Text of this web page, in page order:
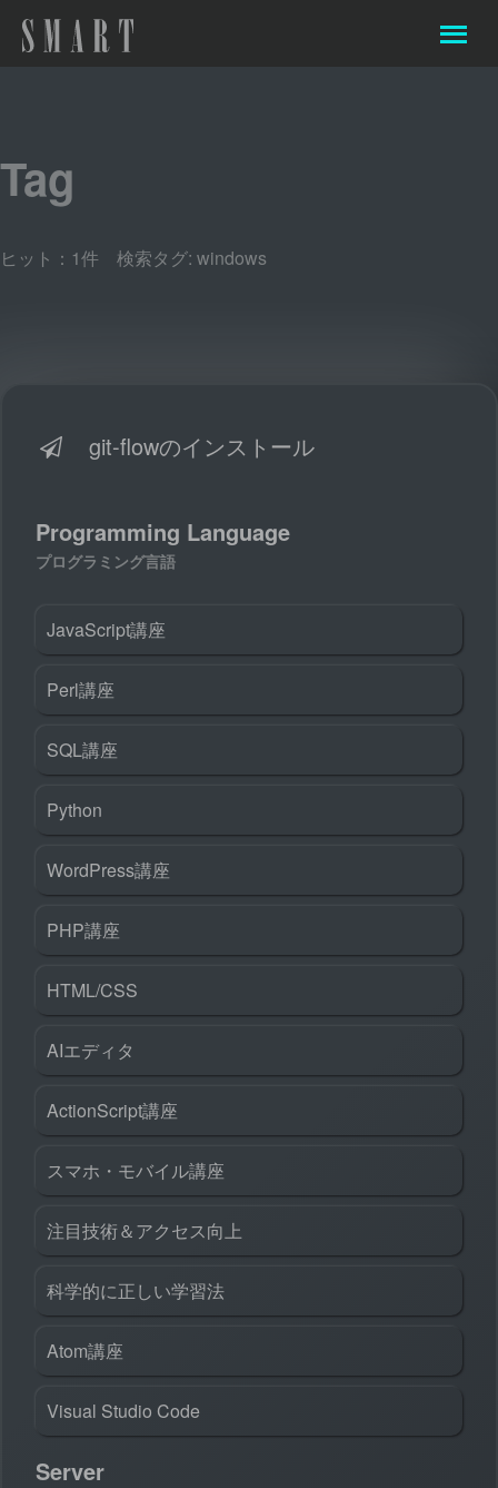
Tag
ヒット：1件 検索タグ: windows
git-flowのインストール
Programming Language
プログラミング言語
JavaScript講座
Perl講座
SQL講座
Python
WordPress講座
PHP講座
HTML/CSS
AIエディタ
ActionScript講座
スマホ・モバイル講座
注目技術＆アクセス向上
科学的に正しい学習法
Atom講座
Visual Studio Code
Server